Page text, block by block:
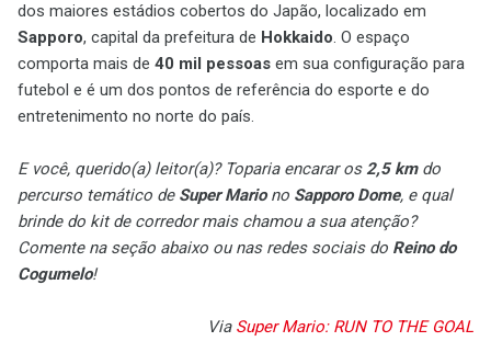
dos maiores estádios cobertos do Japão, localizado em
Sapporo, capital da prefeitura de Hokkaido. O espaço
comporta mais de 40 mil pessoas em sua configuração para
futebol e é um dos pontos de referência do esporte e do
entretenimento no norte do país.
E você, querido(a) leitor(a)? Toparia encarar os2,5 kmdo
percurso temático de Super Mariono Sapporo Dome, e qual
brinde do kit de corredor mais chamou a sua atenção?
Comente na seção abaixo ou nas redes sociais do Reino do
Cogumelo!
Via Super Mario: RUN TO THE GOAL